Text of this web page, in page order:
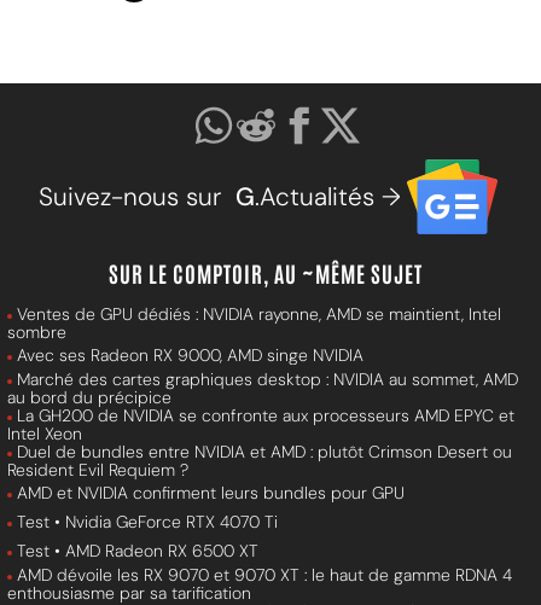
Suivez-nous sur G.Actualités →
SUR LE COMPTOIR, AU ~MÊME SUJET
Ventes de GPU dédiés : NVIDIA rayonne, AMD se maintient, Intel
sombre
Avec ses Radeon RX 9000, AMD singe NVIDIA
Marché des cartes graphiques desktop : NVIDIA au sommet, AMD
au bord du précipice
La GH200 de NVIDIA se confronte aux processeurs AMD EPYC et
Intel Xeon
Duel de bundles entre NVIDIA et AMD : plutôt Crimson Desert ou
Resident Evil Requiem ?
AMD et NVIDIA confirment leurs bundles pour GPU
Test • Nvidia GeForce RTX 4070 Ti
Test • AMD Radeon RX 6500 XT
AMD dévoile les RX 9070 et 9070 XT : le haut de gamme RDNA 4
enthousiasme par sa tarification